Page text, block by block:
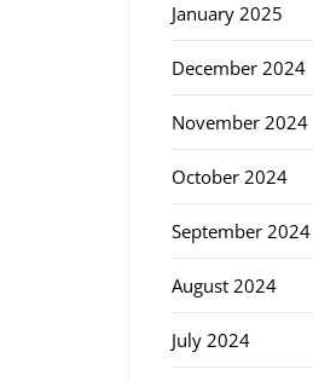
January 2025
December 2024
November 2024
October 2024
September 2024
August 2024
July 2024